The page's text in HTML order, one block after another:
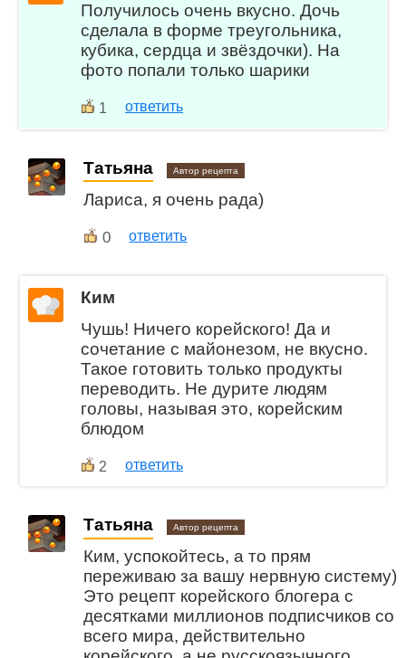
Получилось очень вкусно. Дочь
сделала в форме треугольника,
кубика, сердца и звёздочки). На
фото попали только шарики
1 ответить
Татьяна Автор рецепта
Лариса, я очень рада)
0 ответить
Ким
Чушь! Ничего корейского! Да и
сочетание с майонезом, не вкусно.
Такое готовить только продукты
переводить. Не дурите людям
головы, называя это, корейским
блюдом
2 ответить
Татьяна Автор рецепта
Ким, успокойтесь, а то прям
переживаю за вашу нервную систему)
Это рецепт корейского блогера с
десятками миллионов подписчиков со
всего мира, действительно